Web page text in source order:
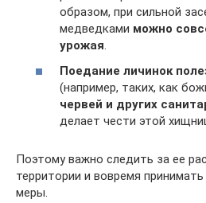
образом, при сильной
медведками можно
урожая.
Поедание личинок
(например, таких, как
червей и других
делает чести этой
Поэтому важно следить за ее
территории и вовремя
меры.